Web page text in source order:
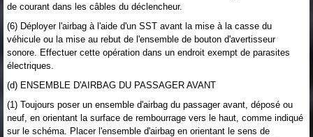
de courant dans les câbles du déclencheur.
(6) Déployer l'airbag à l'aide d'un SST avant la mise à la casse du
véhicule ou la mise au rebut de l'ensemble de bouton d'avertisseur
sonore. Effectuer cette opération dans un endroit exempt de parasites
électriques.
(d) ENSEMBLE D'AIRBAG DU PASSAGER AVANT
(1) Toujours poser un ensemble d'airbag du passager avant, déposé ou
neuf, en orientant la surface de rembourrage vers le haut, comme indiqué
sur le schéma. Placer l'ensemble d'airbag en orientant le sens de